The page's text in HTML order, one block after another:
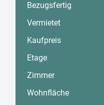
Bezugsfertig
Vermietet
Kaufpreis
Etage
Zimmer
Wohnfläche